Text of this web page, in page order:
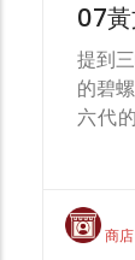
07
提到
的碧
六代
他是
作技商店